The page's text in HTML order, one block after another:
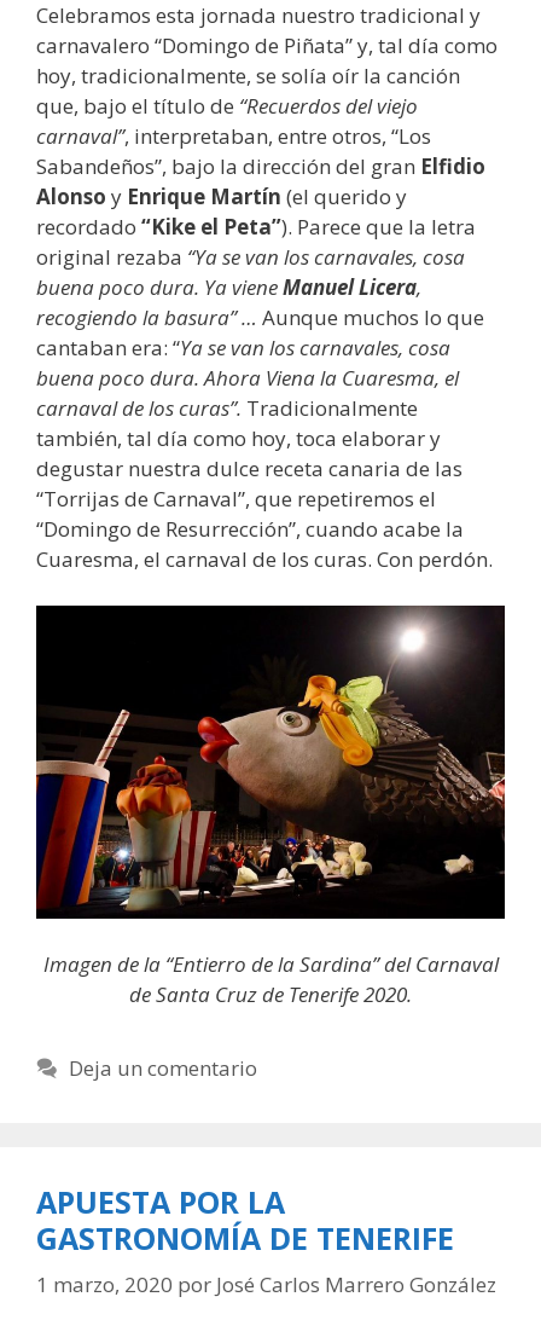
Celebramos esta jornada nuestro tradicional y
carnavalero “Domingo de Piñata” y, tal día como
hoy, tradicionalmente, se solía oír la canción
que, bajo el título de “Recuerdos del viejo
carnaval”, interpretaban, entre otros, “Los
Sabandeños”, bajo la dirección del gran Elfidio
Alonso y Enrique Martín (el querido y
recordado “Kike el Peta”). Parece que la letra
original rezaba “Ya se van los carnavales, cosa
buena poco dura. Ya vieneManuel Licera,
recogiendo la basura” … Aunque muchos lo que
cantaban era: “Ya se van los carnavales, cosa
buena poco dura. Ahora Viena la Cuaresma, el
carnaval de los curas”. Tradicionalmente
también, tal día como hoy, toca elaborar y
degustar nuestra dulce receta canaria de las
“Torrijas de Carnaval”, que repetiremos el
“Domingo de Resurrección”, cuando acabe la
Cuaresma, el carnaval de los curas. Con perdón.
Imagen de la “Entierro de la Sardina” del Carnaval
de Santa Cruz de Tenerife 2020.
Deja un comentario
APUESTA POR LA
GASTRONOMÍA DE TENERIFE
1 marzo, 2020 por José Carlos Marrero González